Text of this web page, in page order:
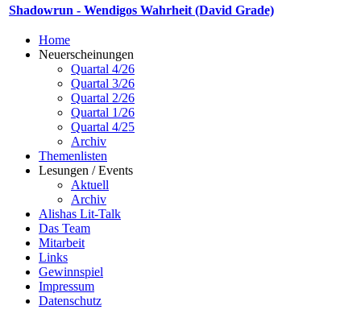
Shadowrun - Wendigos Wahrheit (David Grade)
Home
Neuerscheinungen
Quartal 4/26
Quartal 3/26
Quartal 2/26
Quartal 1/26
Quartal 4/25
Archiv
Themenlisten
Lesungen / Events
Aktuell
Archiv
Alishas Lit-Talk
Das Team
Mitarbeit
Links
Gewinnspiel
Impressum
Datenschutz